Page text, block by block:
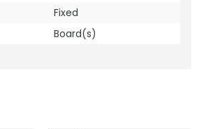
Fixed
Board(s)